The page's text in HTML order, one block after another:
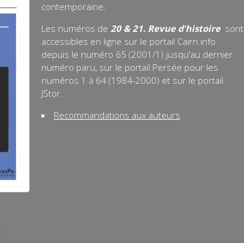
contemporaine.
Les numéros de 20 & 21. Revue d'histoire sont
accessibles en ligne sur le portail Cairn.info
depuis le numéro 65 (2001/1) jusqu'au dernier
numéro paru, sur le portail Persée pour les
numéros 1 à 64 (1984-2000) et sur le portail
JStor.
Recommandations aux auteurs